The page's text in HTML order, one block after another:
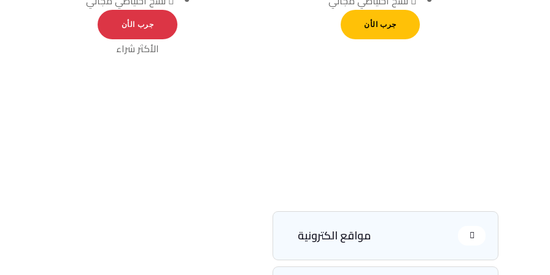
جرب الأن جرب الأن
الأكثر شراء
مواقع الكترونية